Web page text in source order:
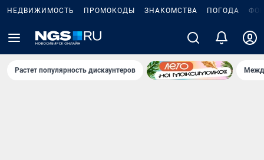
НЕДВИЖИМОСТЬ ПРОМОКОДЫ ЗНАКОМСТВА ПОГОДА
Растет популярность дискаунтеров